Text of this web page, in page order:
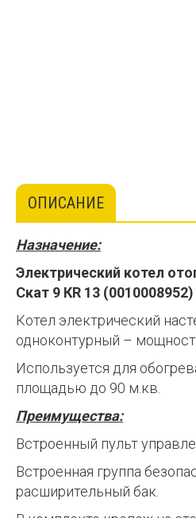
ОПИСАНИЕ
Назначение:
Электрический котел
Скат 9 КR 13 (0010008952)
Котел электрический
одноконтурный –
Используется для
площадью до 90 м.кв.
Преимущества:
Встроенный пульт
Встроенная группа
расширительный бак.